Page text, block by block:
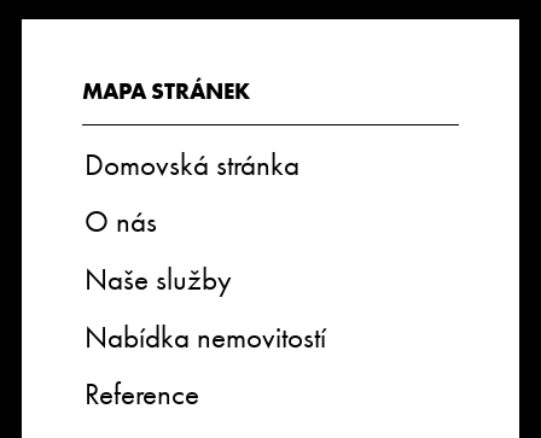
MAPA STRÁNEK
Domovská stránka
O nás
Naše služby
Nabídka nemovitostí
Reference